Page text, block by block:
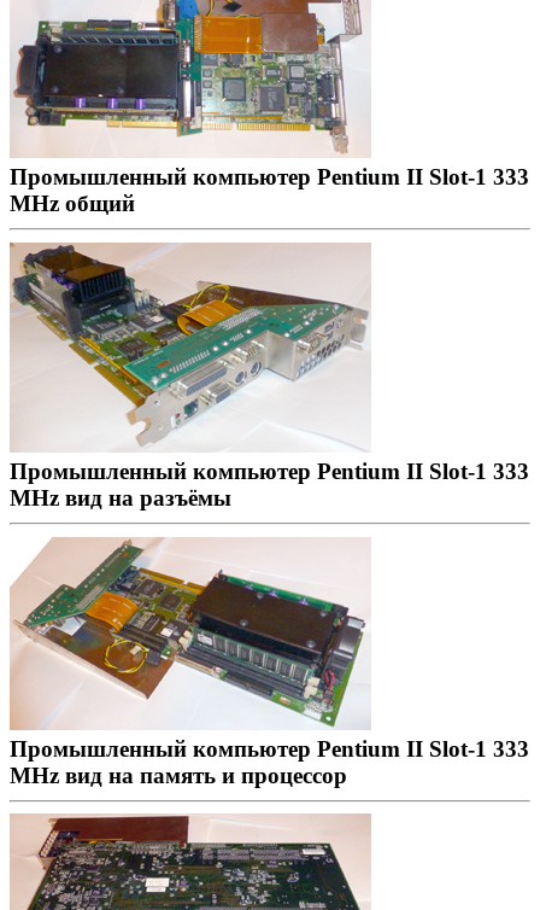
Промышленный компьютер Pentium II Slot-1 333
MHz общий
Промышленный компьютер Pentium II Slot-1 333
MHz вид на разъёмы
Промышленный компьютер Pentium II Slot-1 333
MHz вид на память и процессор